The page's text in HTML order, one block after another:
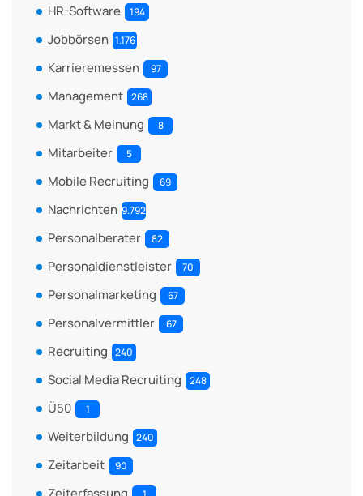
HR-Software 194
Jobbörsen 1.176
Karrieremessen 97
Management 268
Markt & Meinung 8
Mitarbeiter 5
Mobile Recruiting 69
Nachrichten 9.792
Personalberater 82
Personaldienstleister 70
Personalmarketing 67
Personalvermittler 67
Recruiting 240
Social Media Recruiting 248
Ü50 1
Weiterbildung 240
Zeitarbeit 90